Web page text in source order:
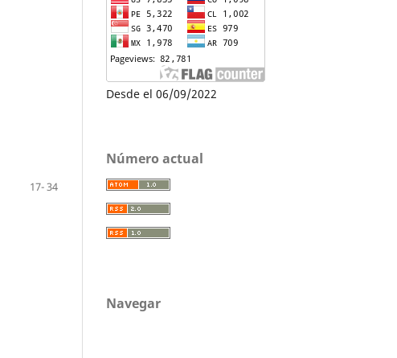
17- 34
Desde el 06/09/2022
Número actual
Navegar